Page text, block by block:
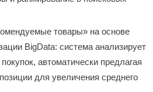
товары» на основе
BigData: система анализирует
автоматически предлагая
для увеличения среднего